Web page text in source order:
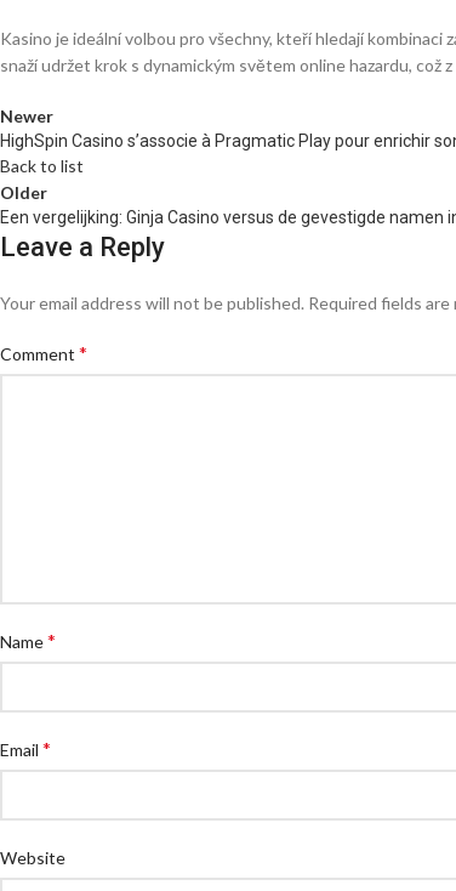
Kasino je ideální volbou pro všechny, kteří hledají
snaží udržet krok s dynamickým světem online hazardu, což
Newer
HighSpin Casino s’associe à Pragmatic Play pour enrichir
Back to list
Older
Een vergelijking: Ginja Casino versus de gevestigde namen
Leave a Reply
Your email address will not be published. Required fields are
Comment *
Name*
Email *
Website